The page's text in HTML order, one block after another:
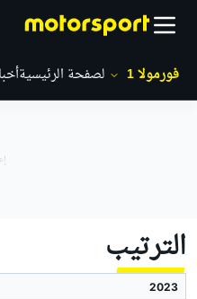
فورمولا 1 الصفحة الرئيسية
الترتيب